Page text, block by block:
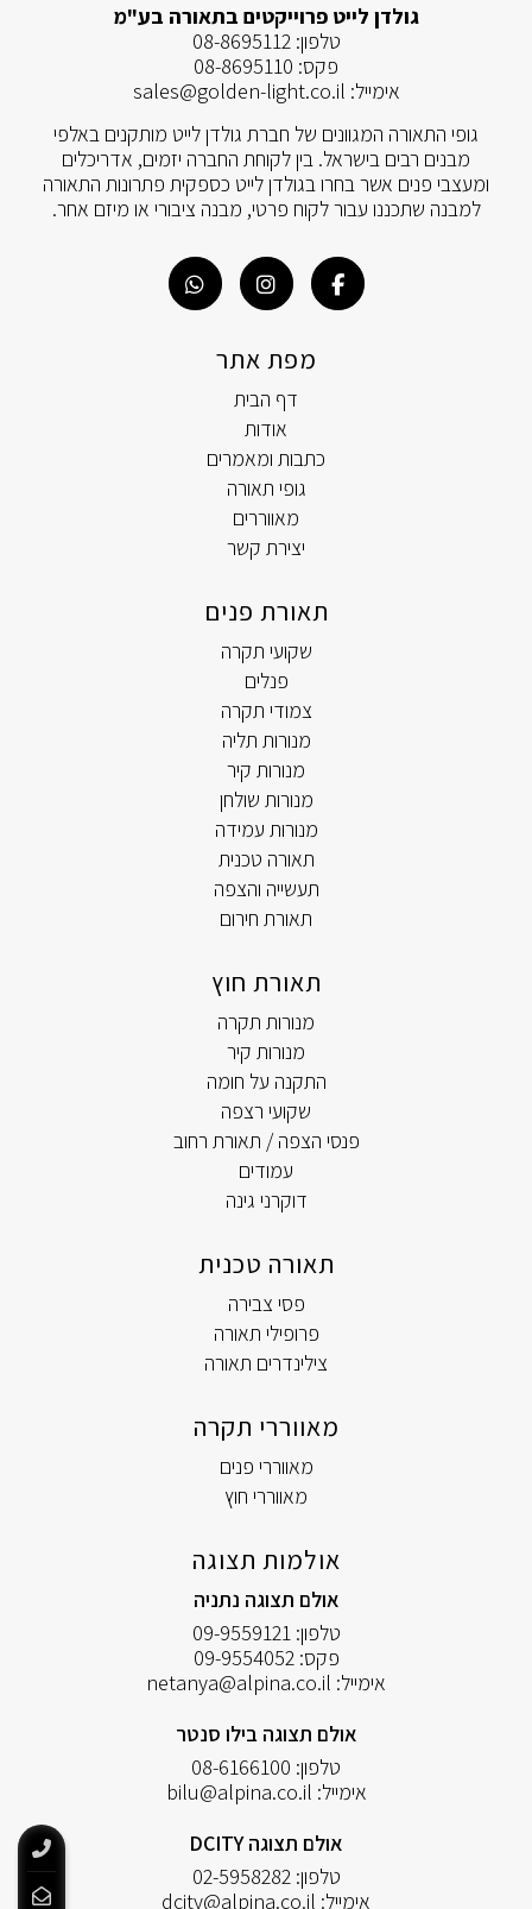
גולדן לייט פרוייקטים בתאורה בע"מ
טלפון:08-8695112
פקס: 08-8695110
אימייל: sales@golden-light.co.il
גופי התאורה המגוונים של חברת גולדן לייט מותקנים באלפי
מבנים רבים בישראל. בין לקוחת החברה יזמים, אדריכלים
ומעצבי פנים אשר בחרו בגולדן לייט כספקית פתרונות התאורה
למבנה שתכננו עבור לקוח פרטי, מבנה ציבורי או מיזם אחר.
מפת אתר
דף הבית
אודות
כתבות ומאמרים
גופי תאורה
מאווררים
יצירת קשר
תאורת פנים
שקועי תקרה
פנלים
צמודי תקרה
מנורות תליה
מנורות קיר
מנורות שולחן
מנורות עמידה
תאורה טכנית
תעשייה והצפה
תאורת חירום
תאורת חוץ
מנורות תקרה
מנורות קיר
התקנה על חומה
שקועי רצפה
פנסי הצפה / תאורת רחוב
עמודים
דוקרני גינה
תאורה טכנית
פסי צבירה
פרופילי תאורה
צילינדרים תאורה
מאווררי תקרה
מאווררי פנים
מאווררי חוץ
אולמות תצוגה
אולם תצוגה נתניה
טלפון:09-9559121
פקס:09-9554052
אימייל: netanya@alpina.co.il
אולם תצוגה בילו סנטר
טלפון: 08-6166100
אימייל: bilu@alpina.co.il
אולם תצוגה DCITY
טלפון:02-5958282
אימייל: dcity@alpina.co.il